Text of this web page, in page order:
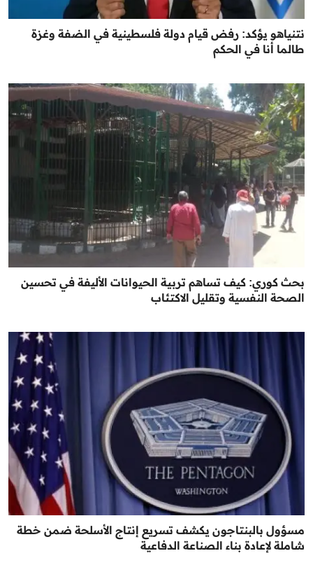
نتنياهو يؤكد: رفض قيام دولة فلسطينية في الضفة وغزة
طالما أنا في الحكم
بحث كوري: كيف تساهم تربية الحيوانات الأليفة في تحسين
الصحة النفسية وتقليل الاكتئاب
مسؤول بالبنتاجون يكشف تسريع إنتاج الأسلحة ضمن خطة
شاملة لإعادة بناء الصناعة الدفاعية